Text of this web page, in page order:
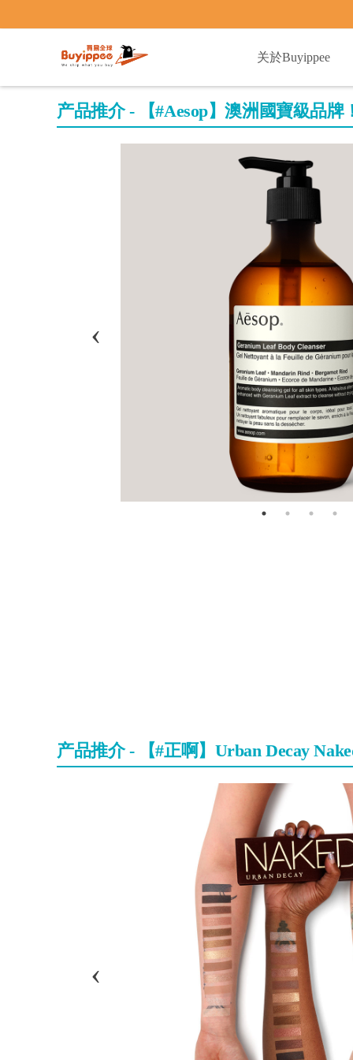
关於Buyippee
产品推介 - 【#Aesop】澳洲國寶級品牌
产品推介 - 【#正啊】Urban Decay